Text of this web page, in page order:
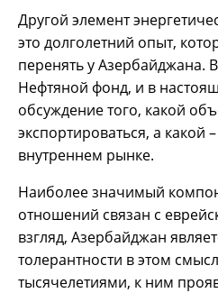
Другой элемент
это долголетний опыт,
перенять у Азербайджана.
Нефтяной фонд, и в
обсуждение того, какой
экспортироваться, а какой
внутреннем рынке.
Наиболее значимый
отношений связан с
взгляд, Азербайджан
толерантности в этом
тысячелетиями, к ним